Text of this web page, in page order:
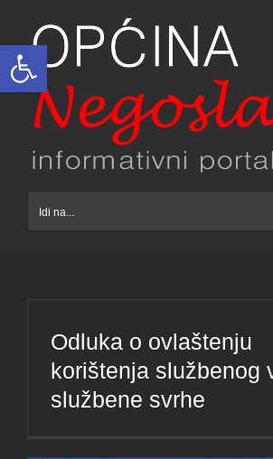
Open toolbar
content
Idi na...
Odluka o ovlaštenju
korištenja službenog
službene svrhe